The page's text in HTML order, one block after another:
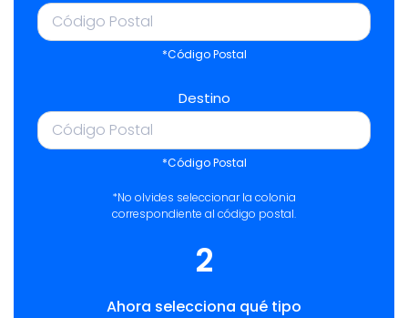
*Código Postal
Destino
*Código Postal
*No olvides seleccionar la colonia
correspondiente al código postal.
2
Ahora selecciona qué tipo